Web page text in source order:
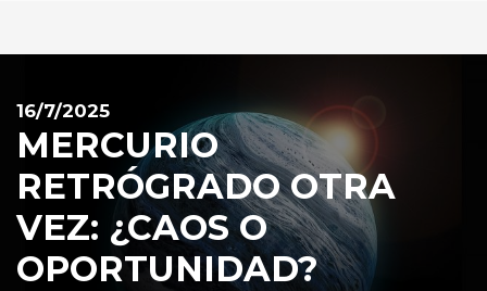
16/7/2025
MERCURIO
RETRÓGRADO OTRA
VEZ: ¿CAOS O
OPORTUNIDAD?